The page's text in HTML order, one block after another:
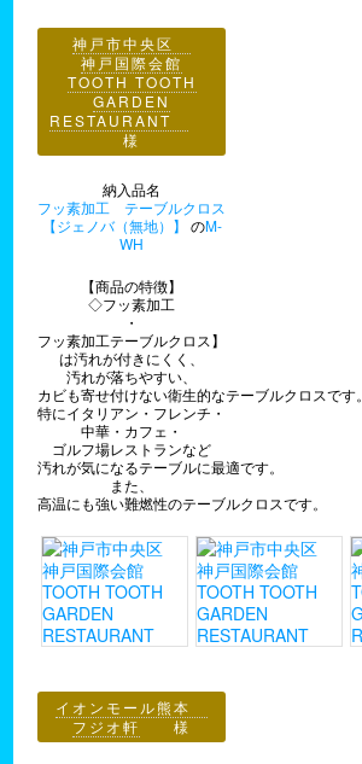
神戸市中央区
神戸国際会館
TOOTH TOOTH
GARDEN
RESTAURANT
様
納入品名
フッ素加工 テーブルクロス
【ジェノバ（無地）】 のM-
WH
【商品の特徴】
◇フッ素加工
・
フッ素加工テーブルクロス】
は汚れが付きにくく、
汚れが落ちやすい、
カビも寄せ付けない衛生的なテーブルクロスです。
特にイタリアン・フレンチ・
中華・カフェ・
ゴルフ場レストランなど
汚れが気になるテーブルに最適です。
また、
高温にも強い難燃性のテーブルクロスです。
イオンモール熊本
フジオ軒
様